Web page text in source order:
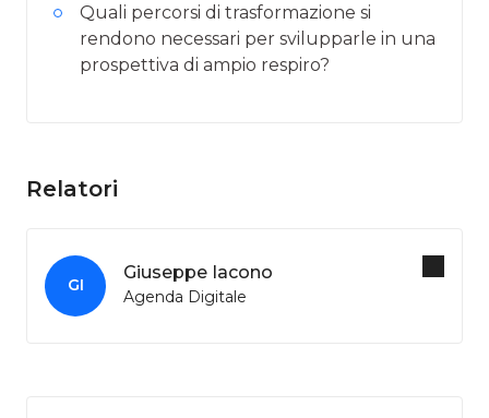
Quali percorsi di trasformazione si
rendono necessari per svilupparle in una
prospettiva di ampio respiro?
Relatori
GI
Giuseppe Iacono
Agenda Digitale